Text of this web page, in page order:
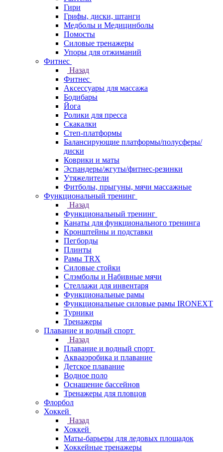
Гири
Грифы, диски, штанги
Медболы и Медицинболы
Помосты
Силовые тренажеры
Упоры для отжиманий
Фитнес
Назад
Фитнес
Аксессуары для массажа
Бодибары
Йога
Ролики для пресса
Скакалки
Степ-платформы
Балансирующие платформы/полусферы/
диски
Коврики и маты
Эспандеры/жгуты/фитнес-резинки
Утяжелители
Фитболы, прыгуны, мячи массажные
Функциональный тренинг
Назад
Функциональный тренинг
Канаты для функционального тренинга
Кронштейны и подставки
Пегборды
Плинты
Рамы TRX
Силовые стойки
Слэмболы и Набивные мячи
Стеллажи для инвентаря
Функциональные рамы
Функциональные силовые рамы IRONEXT
Турники
Тренажеры
Плавание и водный спорт
Назад
Плавание и водный спорт
Аквааэробика и плавание
Детское плавание
Водное поло
Оснащение бассейнов
Тренажеры для пловцов
Флорбол
Хоккей
Назад
Хоккей
Маты-барьеры для ледовых площадок
Хоккейные тренажеры